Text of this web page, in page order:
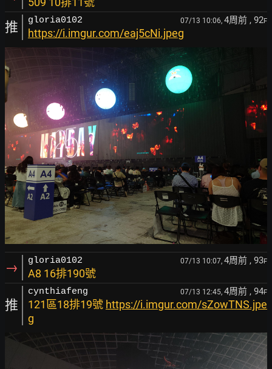
推 gloria0102 07/13 10:06, 4周前 , 92F
https://i.imgur.com/eaj5cNi.jpeg
→ gloria0102 07/13 10:07, 4周前 , 93F
A8 16排190號
推
cynthiafeng 07/13 12:45, 4周前 , 94F
121區18排19號 https://i.imgur.com/sZowTNS.jpe
g